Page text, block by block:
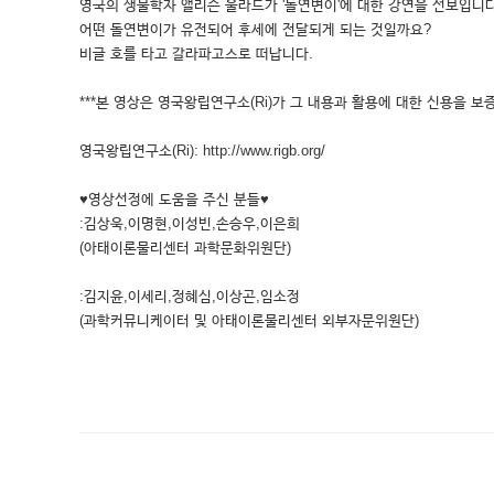
영국의 생물학자 앨리슨 울라드가 '돌연변이'에 대한 강연을 선보입니
어떤 돌연변이가 유전되어 후세에 전달되게 되는 것일까요?
비글 호를 타고 갈라파고스로 떠납니다.
***본 영상은 영국왕립연구소(Ri)가 그 내용과 활용에 대한 신용을 보
영국왕립연구소(Ri): http://www.rigb.org/
♥영상선정에 도움을 주신 분들♥
:김상욱,이명현,이성빈,손승우,이은희
(아태이론물리센터 과학문화위원단)
:김지윤,이세리,정혜심,이상곤,임소정
(과학커뮤니케이터 및 아태이론물리센터 외부자문위원단)